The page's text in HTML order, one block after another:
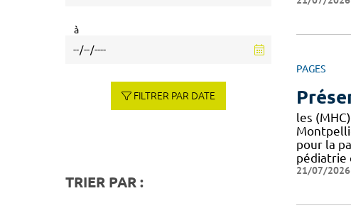
PAGES
les
pour la
pédiatrie
21/07/
à
FILTRER PAR DATE
TRIER PAR :